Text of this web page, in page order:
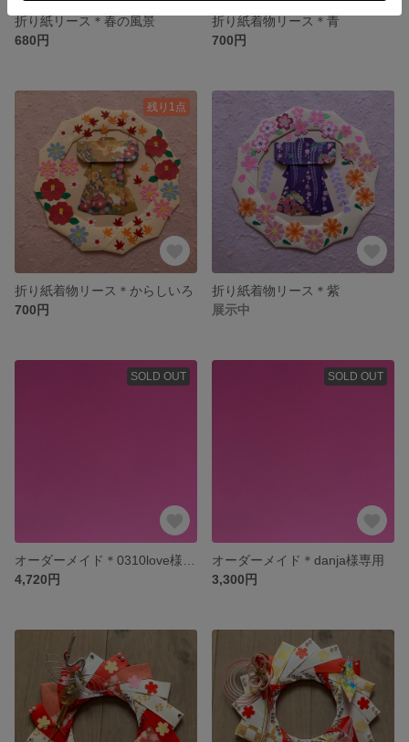
折り紙リース＊春の風景
680円
折り紙着物リース＊青
700円
残り1点
折り紙着物リース＊からしいろ
700円
折り紙着物リース＊紫
展示中
SOLD OUT
4,720円
SOLD OUT
オーダーメイド＊danja様専用
3,300円